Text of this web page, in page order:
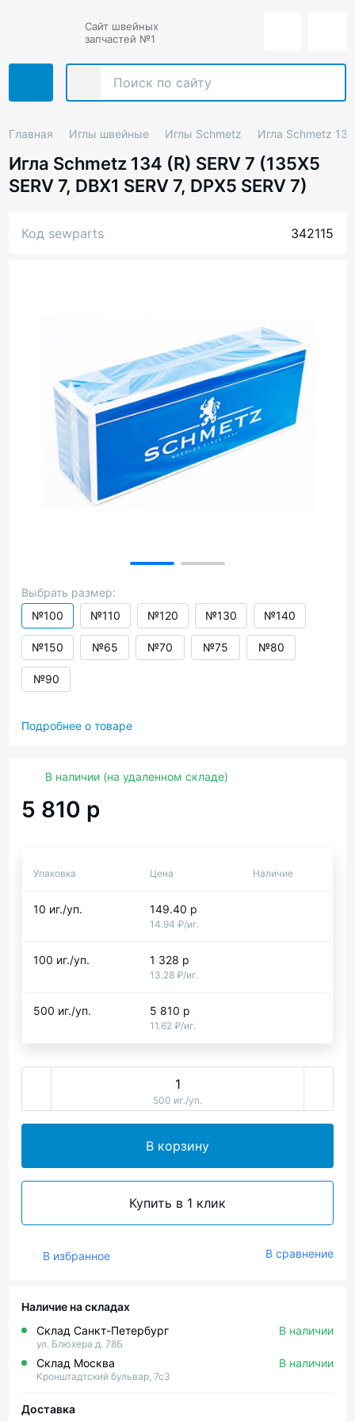
Сайт швейных
запчастей №1
Главная Иглы швейные Иглы Schmetz Игла Schmetz 134
Игла Schmetz 134 (R) SERV 7 (135X5
SERV 7, DBX1 SERV 7, DPX5 SERV 7)
Код sewparts 342115
Выбрать размер:
№100
№110 №120 №130 №140
№150 №65 №70 №75 №80
№90
Подробнее о товаре
В наличии (на удаленном складе)
5 810 р
500 иг./уп.
Упаковка Цена Наличиe
10 иг./уп. 149.40 р
14.94 ₽/иг.
100 иг./уп. 1 328 р
13.28 ₽/иг.
500 иг./уп. 5 810 р
11.62 ₽/иг.
В корзину
Купить в 1 клик
В избранное В сравнение
Наличие на складах
Склад Санкт-Петербург
В наличии
ул. Блюхера д. 78Б
Склад Москва В наличии
Кронштадтский бульвар, 7с3
Доставка